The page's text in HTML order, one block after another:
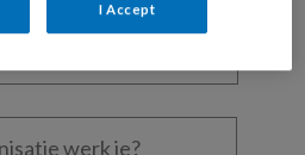
I Accept